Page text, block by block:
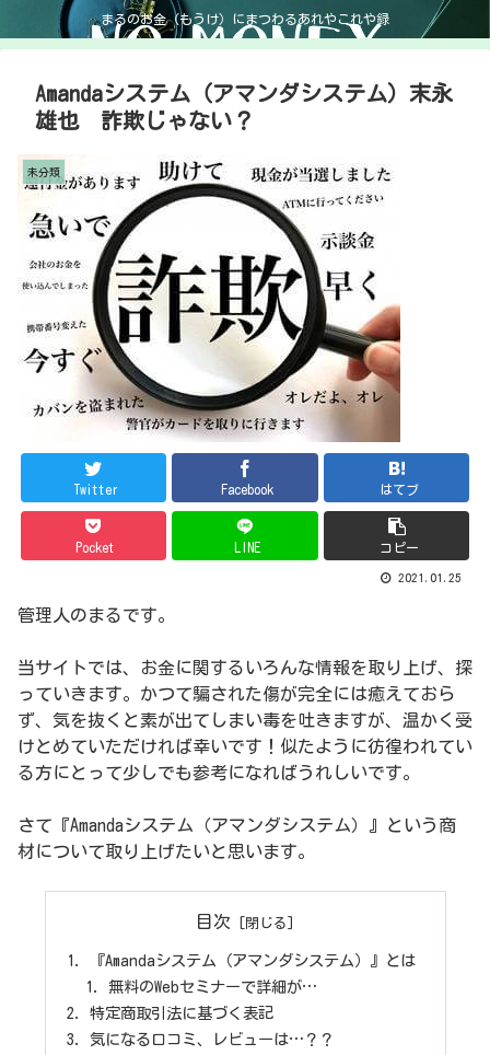
まるのお金（もうけ）にまつわるあれやこれや録
Amandaシステム（アマンダシステム）末永
雄也 詐欺じゃない？
未分類
Twitter Facebook はてブ
Pocket LINE コピー
2021.01.25
管理人のまるです。
当サイトでは、お金に関するいろんな情報を取り上げ、探
っていきます。かつて騙された傷が完全には癒えておら
ず、気を抜くと素が出てしまい毒を吐きますが、温かく受
けとめていただければ幸いです！似たように彷徨われてい
る方にとって少しでも参考になればうれしいです。
さて『Amandaシステム（アマンダシステム）』という商
材について取り上げたいと思います。
目次
『Amandaシステム（アマンダシステム）』とは
無料のWebセミナーで詳細が…
特定商取引法に基づく表記
気になる口コミ、レビューは…？？